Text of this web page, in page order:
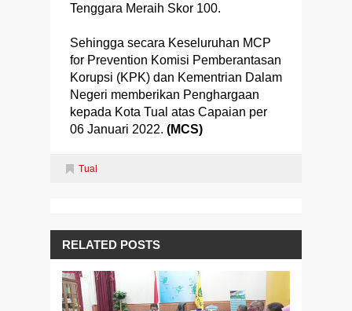
Tenggara Meraih Skor 100.
Sehingga secara Keseluruhan MCP
for Prevention Komisi Pemberantasan
Korupsi (KPK) dan Kementrian Dalam
Negeri memberikan Penghargaan
kepada Kota Tual atas Capaian per
06 Januari 2022. (MCS)
Tual
RELATED POSTS